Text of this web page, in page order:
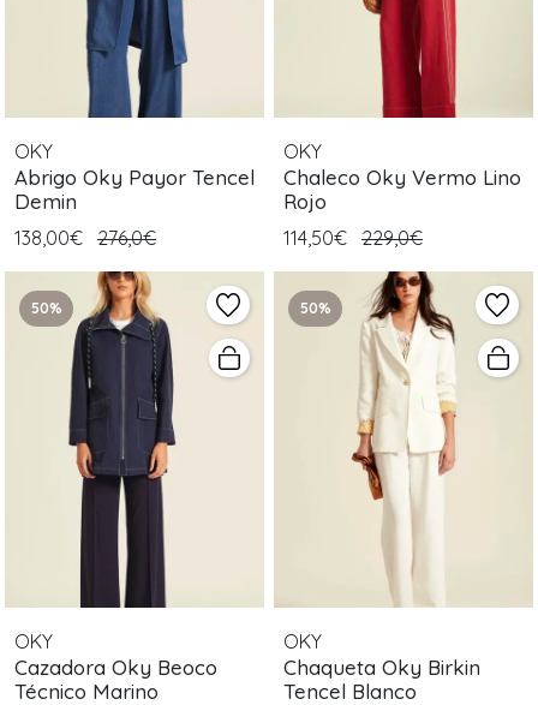
OKY
Abrigo Oky Payor Tencel
Demin
138,00€ 276,0€
OKY
Chaleco Oky Vermo Lino
Rojo
114,50€ 229,0€
50%
OKY
Cazadora Oky Beoco
Técnico Marino
50%
OKY
Chaqueta Oky Birkin
Tencel Blanco